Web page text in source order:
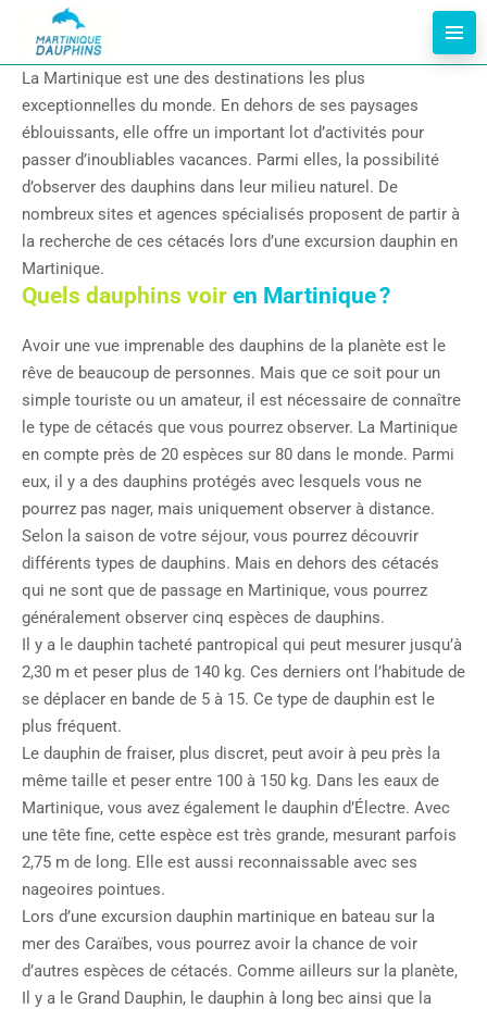
La Martinique est une des destinations les plus
exceptionnelles du monde. En dehors de ses paysages
éblouissants, elle offre un important lot d’activités pour
passer d’inoubliables vacances. Parmi elles, la possibilité
d’observer des dauphins dans leur milieu naturel. De
nombreux sites et agences spécialisés proposent de partir à
la recherche de ces cétacés lors d’une excursion dauphin en
Martinique.
Quels dauphins voir en Martinique ?
Avoir une vue imprenable des dauphins de la planète est le
rêve de beaucoup de personnes. Mais que ce soit pour un
simple touriste ou un amateur, il est nécessaire de connaître
le type de cétacés que vous pourrez observer. La Martinique
en compte près de 20 espèces sur 80 dans le monde. Parmi
eux, il y a des dauphins protégés avec lesquels vous ne
pourrez pas nager, mais uniquement observer à distance.
Selon la saison de votre séjour, vous pourrez découvrir
différents types de dauphins. Mais en dehors des cétacés
qui ne sont que de passage en Martinique, vous pourrez
généralement observer cinq espèces de dauphins.
Il y a le dauphin tacheté pantropical qui peut mesurer jusqu’à
2,30 m et peser plus de 140 kg. Ces derniers ont l’habitude de
se déplacer en bande de 5 à 15. Ce type de dauphin est le
plus fréquent.
Le dauphin de fraiser, plus discret, peut avoir à peu près la
même taille et peser entre 100 à 150 kg. Dans les eaux de
Martinique, vous avez également le dauphin d’Électre. Avec
une tête fine, cette espèce est très grande, mesurant parfois
2,75 m de long. Elle est aussi reconnaissable avec ses
nageoires pointues.
Lors d’une excursion dauphin martinique en bateau sur la
mer des Caraïbes, vous pourrez avoir la chance de voir
d’autres espèces de cétacés. Comme ailleurs sur la planète,
Il y a le Grand Dauphin, le dauphin à long bec ainsi que la